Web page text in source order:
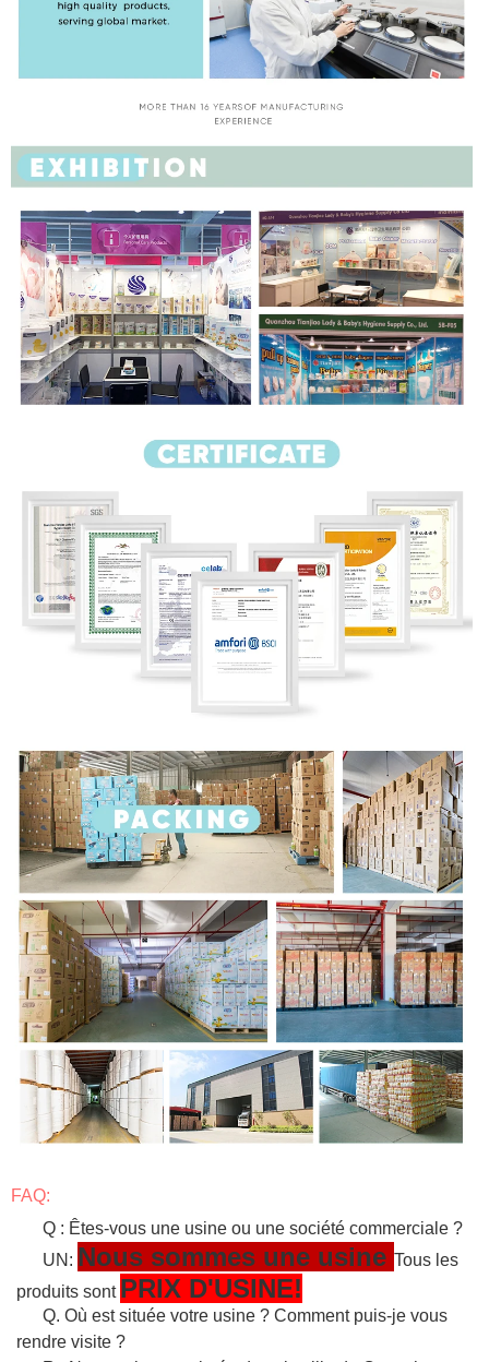
FAQ:
Q : Êtes-vous une usine ou une société commerciale ?
UN: Nous sommes une usine Tous les
produits sont PRIX D'USINE!
Q. Où est située votre usine ? Comment puis-je vous
rendre visite ?